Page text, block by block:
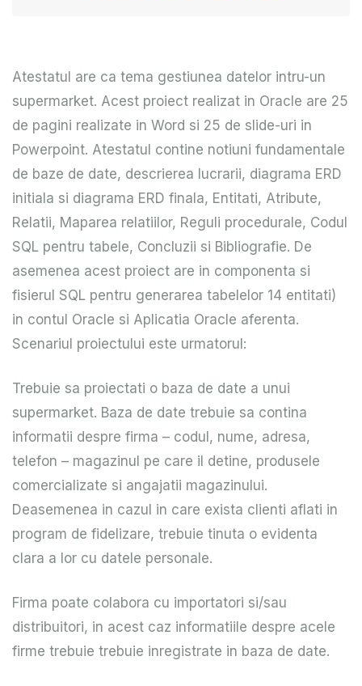
Atestatul are ca tema gestiunea datelor intru-un
supermarket. Acest proiect realizat in Oracle are 25
de pagini realizate in Word si 25 de slide-uri in
Powerpoint. Atestatul contine notiuni fundamentale
de baze de date, descrierea lucrarii, diagrama ERD
initiala si diagrama ERD finala, Entitati, Atribute,
Relatii, Maparea relatiilor, Reguli procedurale, Codul
SQL pentru tabele, Concluzii si Bibliografie. De
asemenea acest proiect are in componenta si
fisierul SQL pentru generarea tabelelor 14 entitati)
in contul Oracle si Aplicatia Oracle aferenta.
Scenariul proiectului este urmatorul:
Trebuie sa proiectati o baza de date a unui
supermarket. Baza de date trebuie sa contina
informatii despre firma – codul, nume, adresa,
telefon – magazinul pe care il detine, produsele
comercializate si angajatii magazinului.
Deasemenea in cazul in care exista clienti aflati in
program de fidelizare, trebuie tinuta o evidenta
clara a lor cu datele personale.
Firma poate colabora cu importatori si/sau
distribuitori, in acest caz informatiile despre acele
firme trebuie trebuie inregistrate in baza de date.